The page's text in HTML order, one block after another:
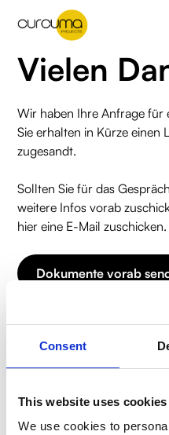
Consent
This website uses cookies
We use cookies to
Vielen
Wir haben Ihre Anfrage für
Sie erhalten in Kürze einen
zugesandt.
Sollten Sie für das
weitere Infos vorab
hier eine E-Mail zuschicken.
Dokumente vorab
Sie haben uns bereits alles
Zurück zur Startseite